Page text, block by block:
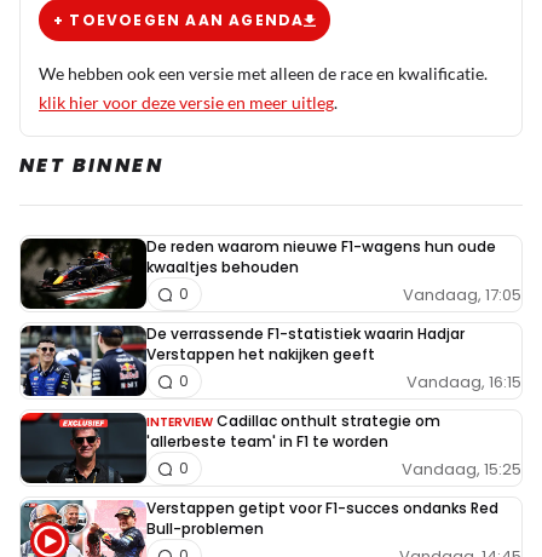
+ TOEVOEGEN AAN AGENDA
We hebben ook een versie met alleen de race en kwalificatie.
klik hier voor deze versie en meer uitleg.
NET BINNEN
De reden waarom nieuwe F1-wagens hun oude
kwaaltjes behouden
Vandaag, 17:05
0
De verrassende F1-statistiek waarin Hadjar
Verstappen het nakijken geeft
Vandaag, 16:15
0
INTERVIEW Cadillac onthult strategie om
'allerbeste team' in F1 te worden
Vandaag, 15:25
0
Verstappen getipt voor F1-succes ondanks Red
Bull-problemen